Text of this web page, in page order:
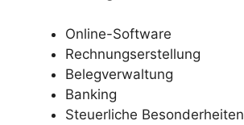
Online-Software
Rechnungserstellung
Belegverwaltung
Banking
Steuerliche Besonderheiten